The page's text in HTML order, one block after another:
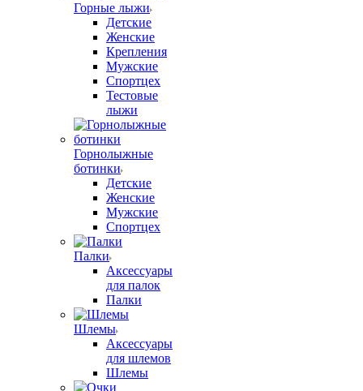
Горные лыжи
Детские
Женские
Крепления
Мужские
Спортцех
Тестовые
лыжи
Горнолыжные
ботинки
Детские
Женские
Мужские
Спортцех
Палки
Аксессуары
для палок
Палки
Шлемы
Аксессуары
для шлемов
Шлемы